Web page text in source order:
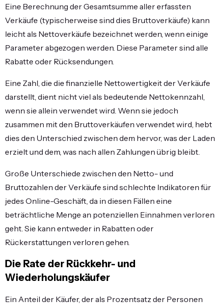
Eine Berechnung der Gesamtsumme aller erfassten
Verkäufe (typischerweise sind dies Bruttoverkäufe) kann
leicht als Nettoverkäufe bezeichnet werden, wenn einige
Parameter abgezogen werden. Diese Parameter sind alle
Rabatte oder Rücksendungen.
Eine Zahl, die die finanzielle Nettowertigkeit der Verkäufe
darstellt, dient nicht viel als bedeutende Nettokennzahl,
wenn sie allein verwendet wird. Wenn sie jedoch
zusammen mit den Bruttoverkäufen verwendet wird, hebt
dies den Unterschied zwischen dem hervor, was der Laden
erzielt und dem, was nach allen Zahlungen übrig bleibt.
Große Unterschiede zwischen den Netto- und
Bruttozahlen der Verkäufe sind schlechte Indikatoren für
jedes Online-Geschäft, da in diesen Fällen eine
beträchtliche Menge an potenziellen Einnahmen verloren
geht. Sie kann entweder in Rabatten oder
Rückerstattungen verloren gehen.
Die Rate der Rückkehr- und
Wiederholungskäufer
Ein Anteil der Käufer, der als Prozentsatz der Personen